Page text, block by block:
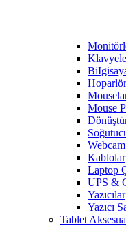
Mouse
Kablolar
Laptop
UPS &
Yazıcılar
Yazıcı
Tablet